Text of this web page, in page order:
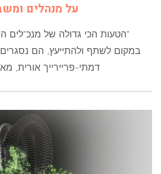
על מנהלים
"הטעות הכי גדולה של
במקום לשתף ולהתייעץ, הם
דמתי-פריירייך אורית,